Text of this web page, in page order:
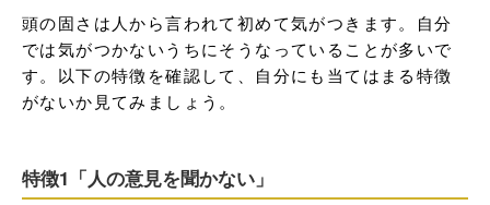
頭の固さは人から言われて初めて気がつきます。自分
では気がつかないうちにそうなっていることが多いで
す。以下の特徴を確認して、自分にも当てはまる特徴
がないか見てみましょう。
特徴1「人の意見を聞かない」